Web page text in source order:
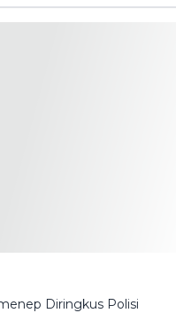
Diringkus Polisi